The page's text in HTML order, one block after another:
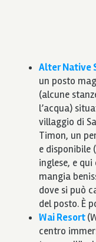
Alter Native
un posto
(alcune
l’acqua)
villaggio di
Timon, un
e disponibile
inglese, e
mangia
dove si può
del posto. È
Wai Resort
centro